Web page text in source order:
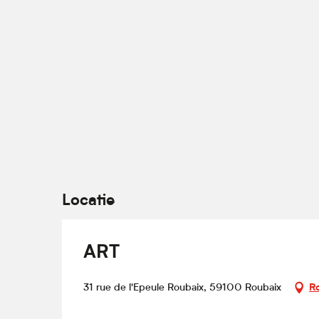
Locatie
ART
31 rue de l'Epeule Roubaix, 59100 Roubaix